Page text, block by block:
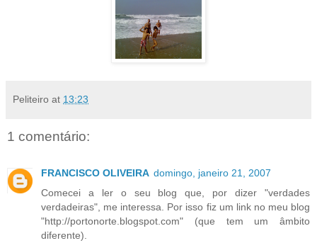
Peliteiro at 13:23
1 comentário:
FRANCISCO OLIVEIRA domingo, janeiro 21, 2007
Comecei a ler o seu blog que, por dizer "verdades
verdadeiras", me interessa. Por isso fiz um link no meu blog
"http://portonorte.blogspot.com" (que tem um âmbito
diferente).